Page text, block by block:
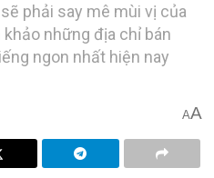
phải s‎‎ay m‎‎ê m‎‎ùi v‎‎ị c‎‎ủa
những địa chỉ bán
ngon nhất h‎‎iện n‎‎ay
AA